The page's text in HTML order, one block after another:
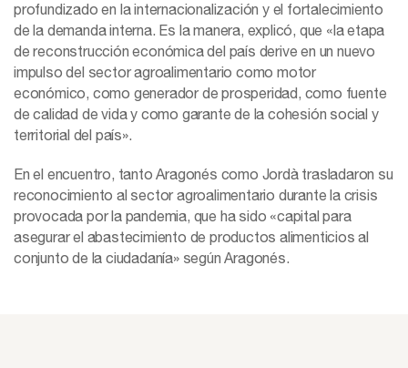
profundizado en la internacionalización y el fortalecimiento
de la demanda interna. Es la manera, explicó, que «la etapa
de reconstrucción económica del país derive en un nuevo
impulso del sector agroalimentario como motor
económico, como generador de prosperidad, como fuente
de calidad de vida y como garante de la cohesión social y
territorial del país».
En el encuentro, tanto Aragonés como Jordà trasladaron su
reconocimiento al sector agroalimentario durante la crisis
provocada por la pandemia, que ha sido «capital para
asegurar el abastecimiento de productos alimenticios al
conjunto de la ciudadanía» según Aragonés.